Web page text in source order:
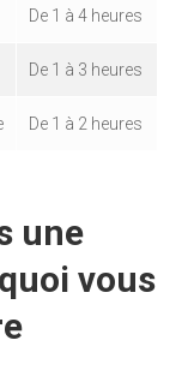
De 1 à 4 heures
De 1 à 3 heures
De 1 à 2 heures
une
vous